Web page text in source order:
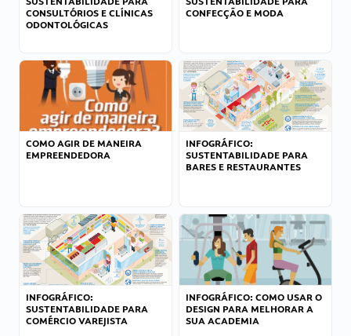
CONSULTÓRIOS E CLÍNICAS
ODONTOLÓGICAS
CONFECÇÃO E MODA
COMO AGIR DE MANEIRA
EMPREENDEDORA
INFOGRÁFICO:
SUSTENTABILIDADE PARA
BARES E RESTAURANTES
INFOGRÁFICO:
SUSTENTABILIDADE PARA
COMÉRCIO VAREJISTA
INFOGRÁFICO: COMO USAR O
DESIGN PARA MELHORAR A
SUA ACADEMIA